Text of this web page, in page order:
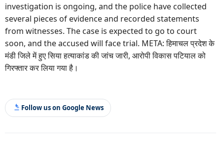
investigation is ongoing, and the police have collected
several pieces of evidence and recorded statements
from witnesses. The case is expected to go to court
soon, and the accused will face trial. META: हिमाचल प्रदेश के
मंडी जिले में हुए सिया हत्याकांड की जांच जारी, आरोपी विकास पटियाल को
गिरफ्तार कर लिया गया है।
Follow us on Google News